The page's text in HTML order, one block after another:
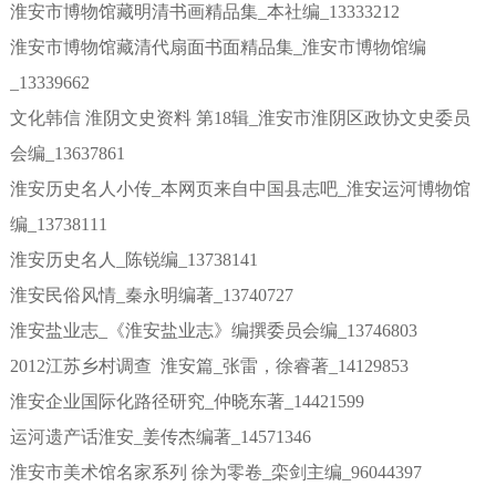
淮安市博物馆藏明清书画精品集_本社编_13333212
淮安市博物馆藏清代扇面书面精品集_淮安市博物馆编
_13339662
文化韩信 淮阴文史资料 第18辑_淮安市淮阴区政协文史委员
会编_13637861
淮安历史名人小传_本网页来自中国县志吧_淮安运河博物馆
编_13738111
淮安历史名人_陈锐编_13738141
淮安民俗风情_秦永明编著_13740727
淮安盐业志_《淮安盐业志》编撰委员会编_13746803
2012江苏乡村调查 淮安篇_张雷，徐睿著_14129853
淮安企业国际化路径研究_仲晓东著_14421599
运河遗产话淮安_姜传杰编著_14571346
淮安市美术馆名家系列 徐为零卷_栾剑主编_96044397